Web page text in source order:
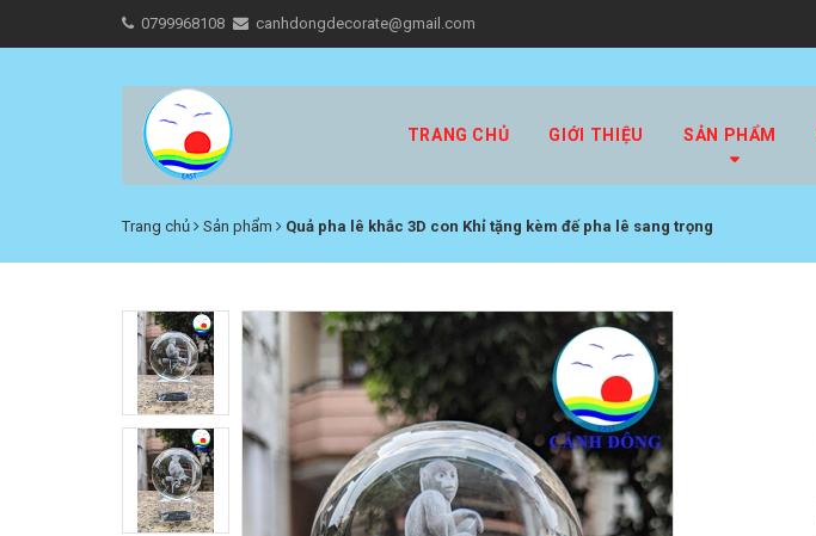
0799968108 canhdongdecorate@gmail.com
TRANG CHỦ GIỚI THIỆU SẢN PHẨM
Trang chủ Sản phẩm Quả pha lê khắc 3D con Khỉ tặng kèm đế pha lê sang trọng